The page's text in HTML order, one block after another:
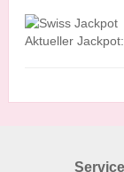
Aktueller